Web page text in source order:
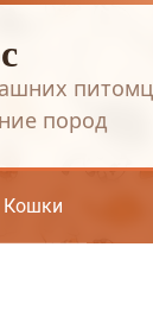
пород
Кошки